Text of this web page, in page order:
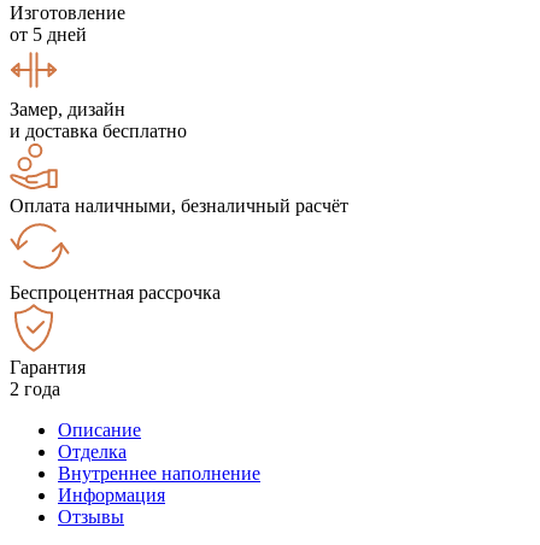
Изготовление
от 5 дней
Замер, дизайн
и доставка бесплатно
Оплата наличными, безналичный расчёт
Беспроцентная рассрочка
Гарантия
2 года
Описание
Отделка
Внутреннее наполнение
Информация
Отзывы